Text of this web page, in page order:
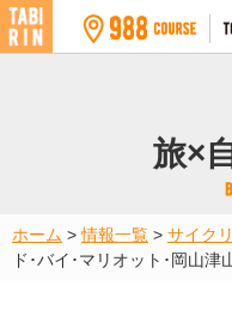
旅×
ホーム >情報一覧 > サイク
ド･バイ･マリオット･岡山津